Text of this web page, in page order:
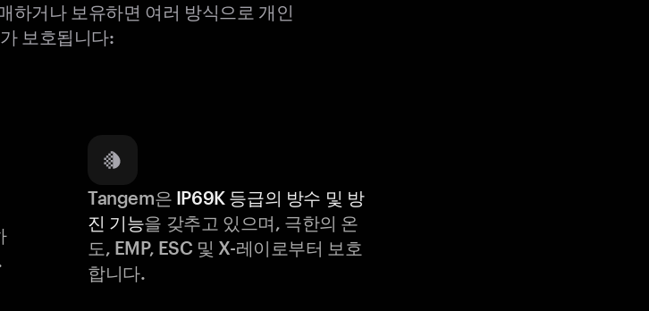
하거나 보유하면 여러 방식으로 개인
보호됩니다:
Tangem은 IP69K 등급의 방수 및 방
진 기능을 갖추고 있으며, 극한의 온
도, EMP, ESC 및 X-레이로부터 보호
합니다.